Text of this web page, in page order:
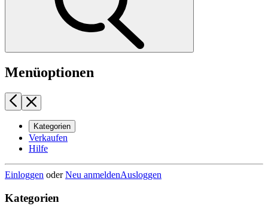
Menüoptionen
Kategorien
Verkaufen
Hilfe
Einloggen oderNeu anmeldenAusloggen
Kategorien